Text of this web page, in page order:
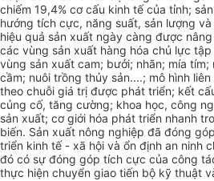
chiếm 19,4% cơ cấu kinh tế của tỉnh;
hướng tích cực, năng suất, sản lượng
hiệu quả sản xuất ngày càng được
các vùng sản xuất hàng hóa chủ lực
vùng sản xuất cam; bưởi; nhãn; mía tím;
cầm; nuôi trồng thủy sản....; mô hình
theo chuỗi giá trị được phát triển; kết
củng cố, tăng cường; khoa học, công
sản xuất; cơ giới hóa phát triển nhanh
biến. Sản xuất nông nghiệp đã đóng
triển kinh tế - xã hội và ổn định an ninh
đó có sự đóng góp tích cực của công
thực hiện chuyển giao tiến bộ kỹ thuật